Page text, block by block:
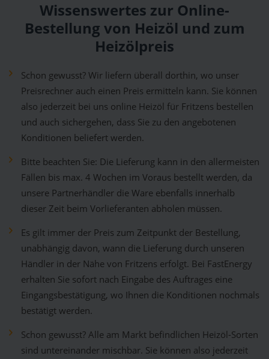
Wissenswertes zur Online-
Bestellung von Heizöl und zum
Heizölpreis
Schon gewusst? Wir liefern überall dorthin, wo unser
Preisrechner auch einen Preis ermitteln kann. Sie können
also jederzeit bei uns online Heizöl für Fritzens bestellen
und auch sichergehen, dass Sie zu den angebotenen
Konditionen beliefert werden.
Bitte beachten Sie: Die Lieferung kann in den allermeisten
Fällen bis max. 4 Wochen im Voraus bestellt werden, da
unsere Partnerhändler die Ware ebenfalls innerhalb
dieser Zeit beim Vorlieferanten abholen müssen.
Es gilt immer der Preis zum Zeitpunkt der Bestellung,
unabhängig davon, wann die Lieferung durch unseren
Händler in der Nähe von Fritzens erfolgt. Bei FastEnergy
erhalten Sie sofort nach Eingabe des Auftrages eine
Eingangsbestätigung, wo Ihnen die Konditionen nochmals
bestätigt werden.
Schon gewusst? Alle am Markt befindlichen Heizöl-Sorten
sind untereinander mischbar. Sie können also jederzeit